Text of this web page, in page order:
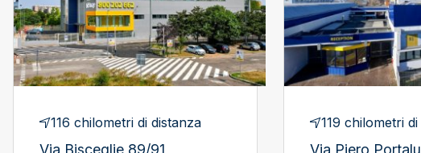
116 chilometri di distanza
Via Bisceglie 89/91
119 chilometri
Via Piero